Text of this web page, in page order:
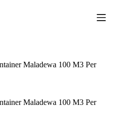
Maladewa 100 M3 Per
Maladewa 100 M3 Per